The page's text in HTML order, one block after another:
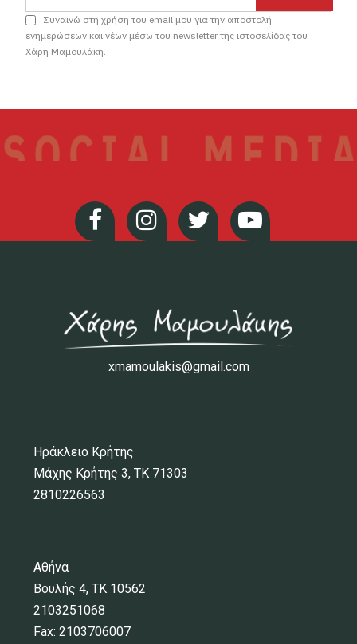
Συναινώ στη χρήση του email μου για την αποστολή
ενημερώσεων και νέων μέσω του newsletter της ιστοσελίδας του
Χάρη Μαμουλάκη.
xmamoulakis@gmail.com
Ηράκλειο Κρήτης
Μάχης Κρήτης 3, ΤΚ 71303
2810226563
Αθήνα
Βουλής 4, ΤΚ 10562
2103251068
Fax: 2103706007